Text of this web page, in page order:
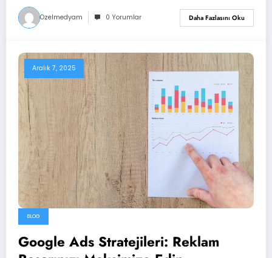
Ozelmedyam 0 Yorumlar Daha Fazlasını Oku
Aralık 7, 2025
BLOG
Google Ads Stratejileri: Reklam